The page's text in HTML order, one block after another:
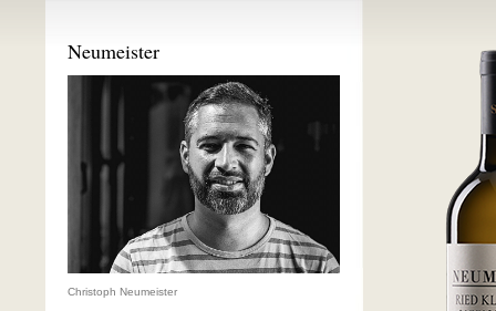
Neumeister
Christoph Neumeister